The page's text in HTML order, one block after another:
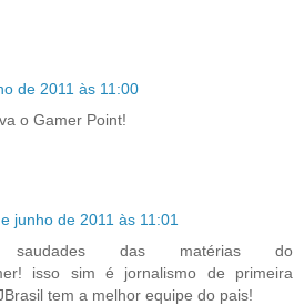
de 2011 às 11:00
o Gamer Point!
junho de 2011 às 11:01
das matérias do
isso sim é jornalismo de primeira
tem a melhor equipe do pais!